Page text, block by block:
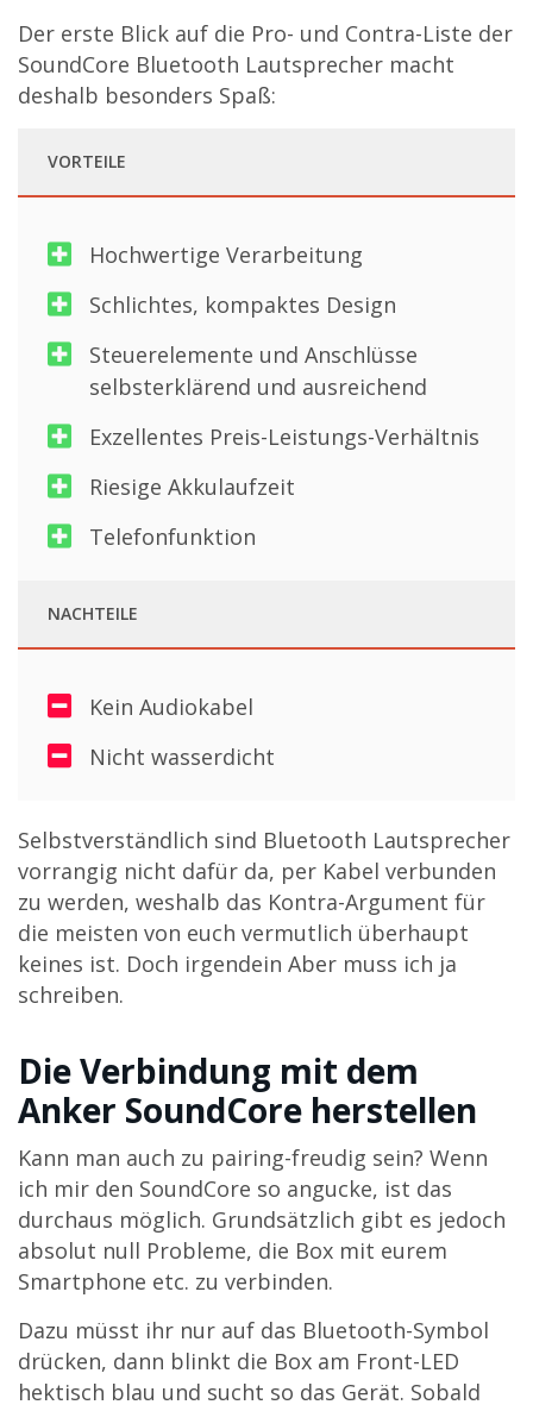
Der erste Blick auf die Pro- und Contra-Liste der
SoundCore Bluetooth Lautsprecher macht
deshalb besonders Spaß:
VORTEILE
Hochwertige Verarbeitung
Schlichtes, kompaktes Design
Steuerelemente und Anschlüsse
selbsterklärend und ausreichend
Exzellentes Preis-Leistungs-Verhältnis
Riesige Akkulaufzeit
Telefonfunktion
NACHTEILE
Kein Audiokabel
Nicht wasserdicht
Selbstverständlich sind Bluetooth Lautsprecher
vorrangig nicht dafür da, per Kabel verbunden
zu werden, weshalb das Kontra-Argument für
die meisten von euch vermutlich überhaupt
keines ist. Doch irgendein Aber muss ich ja
schreiben.
Die Verbindung mit dem
Anker SoundCore herstellen
Kann man auch zu pairing-freudig sein? Wenn
ich mir den SoundCore so angucke, ist das
durchaus möglich. Grundsätzlich gibt es jedoch
absolut null Probleme, die Box mit eurem
Smartphone etc. zu verbinden.
Dazu müsst ihr nur auf das Bluetooth-Symbol
drücken, dann blinkt die Box am Front-LED
hektisch blau und sucht so das Gerät. Sobald